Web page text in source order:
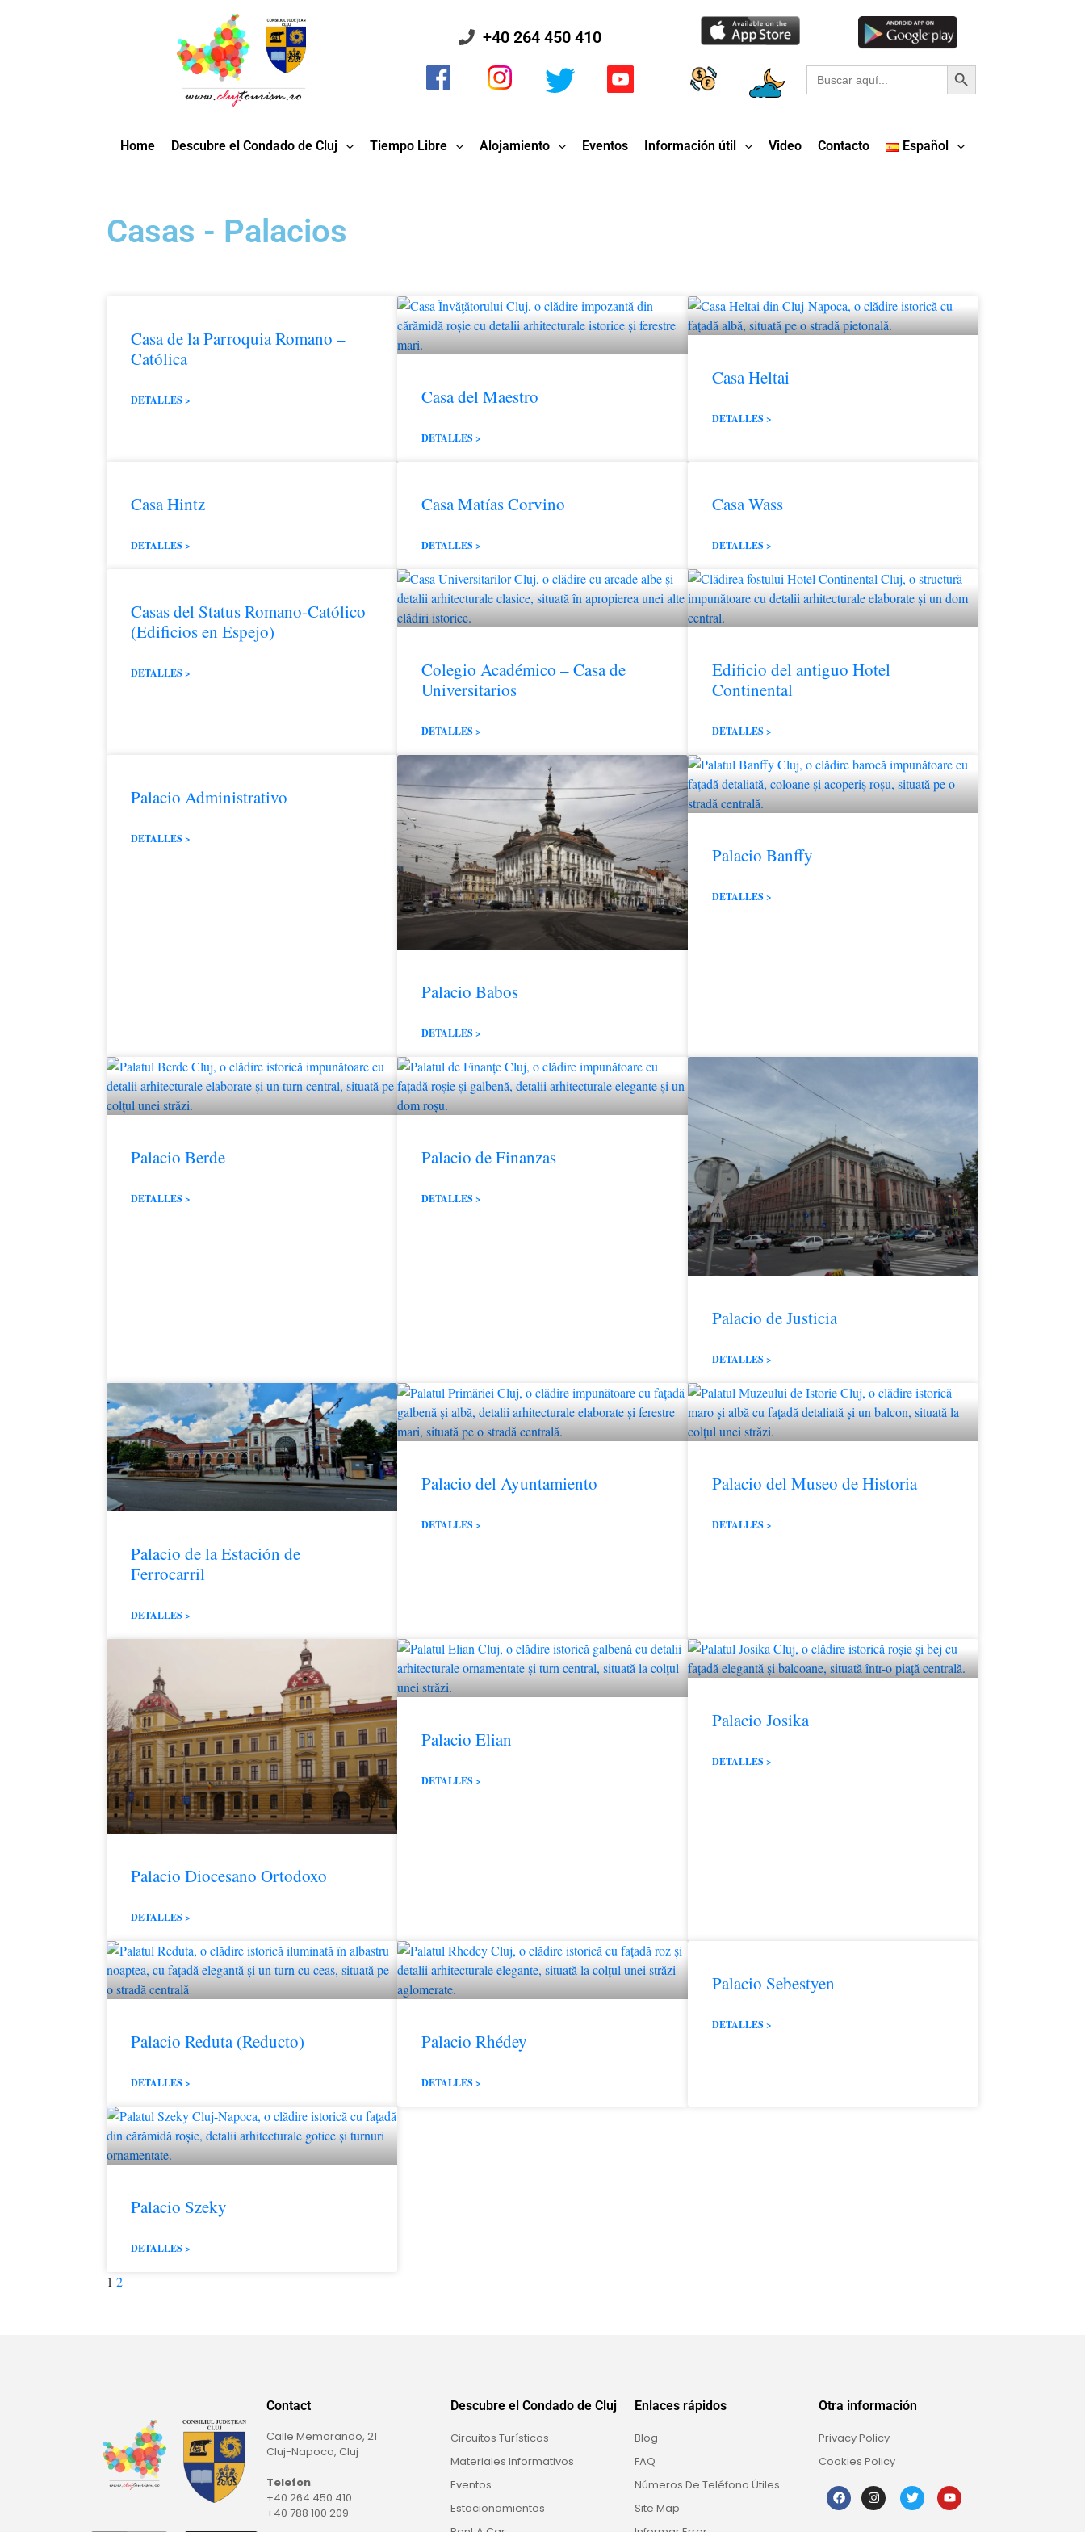
+40 264 450 410
Buscar: Botón de búsqueda
Home Descubre el Condado de Cluj Tiempo Libre Alojamiento Eventos Información útil Video Contacto Español
Casas - Palacios
Casa de la Parroquia Romano –
Católica
DETALLES > Casa del Maestro
DETALLES >
Casa Heltai
DETALLES >
Casa Hintz
DETALLES >
Casa Matías Corvino
DETALLES >
Casa Wass
DETALLES >
Casas del Status Romano-Católico
(Edificios en Espejo)
DETALLES >
Colegio Académico – Casa de
Universitarios
DETALLES >
Edificio del antiguo Hotel
Continental
DETALLES >
Palacio Administrativo
DETALLES >
Palacio Babos
DETALLES >
Palacio Banffy
DETALLES >
Palacio Berde
DETALLES >
Palacio de Finanzas
DETALLES >
Palacio de Justicia
DETALLES >
Palacio de la Estación de
Ferrocarril
DETALLES >
Palacio del Ayuntamiento
DETALLES >
Palacio del Museo de Historia
DETALLES >
Palacio Diocesano Ortodoxo
DETALLES >
Palacio Elian
DETALLES >
Palacio Josika
DETALLES >
Palacio Reduta (Reducto)
DETALLES >
Palacio Rhédey
DETALLES >
Palacio Sebestyen
DETALLES >
Palacio Szeky
DETALLES >
1 2
Contact
Calle Memorando, 21
Cluj-Napoca, Cluj
Telefon:
+40 264 450 410
+40 788 100 209
Descubre el Condado de Cluj
Circuitos Turísticos
Materiales Informativos
Eventos
Estacionamientos
Enlaces rápidos
Blog
FAQ
Números De Teléfono Útiles
Site Map
Otra información
Privacy Policy
Cookies Policy